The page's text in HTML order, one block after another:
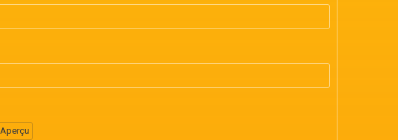
Aperçu